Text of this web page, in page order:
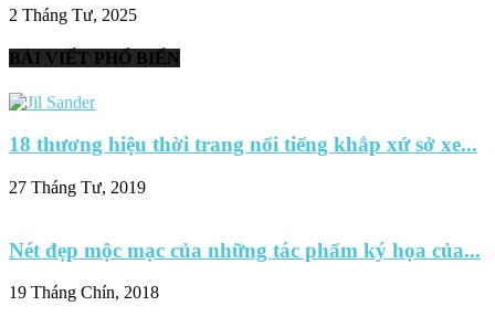
2 Tháng Tư, 2025
BÀI VIẾT PHỔ BIẾN
18 thương hiệu thời trang nổi tiếng khắp xứ sở xe...
27 Tháng Tư, 2019
Nét đẹp mộc mạc của những tác phẩm ký họa của...
19 Tháng Chín, 2018